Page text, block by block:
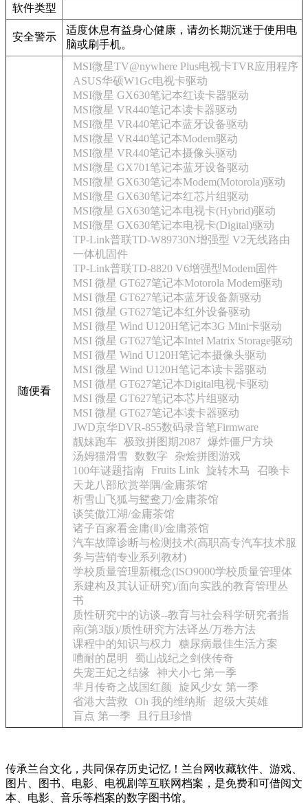
软件类型
安全警示
适度休息有益身心健康，请勿长期沉迷于使用电
脑或刷手机。
随便看
MSI微星TV@nywhere Plus电视卡TVR应用程序
ASUS华硕W1Gc电视卡驱动
MSI微星 GX630笔记本红读卡器驱动
MSI微星 VR440笔记本读卡器驱动
MSI微星 VR440笔记本蓝牙设备驱动
MSI微星 VR440笔记本Modem驱动
MSI微星 VR440笔记本摄像头驱动
MSI微星 GX701笔记本蓝牙设备驱动
MSI微星 GX630笔记本Modem(Motorola)驱动
MSI微星 GX630笔记本红芯片组驱动
MSI微星 GX630笔记本电视卡(Hybrid)驱动
MSI微星 GX630笔记本电视卡(Digital)驱动
TP-Link普联TD-W89730N增强型 V2无线路由
一体机固件
TP-Link普联TD-8820 V6增强型Modem固件
MSI 微星 GT627笔记本Motorola Modem驱动
MSI 微星 GT627笔记本蓝牙设备新驱动
MSI 微星 GT627笔记本红外设备驱动
MSI 微星 Wind U120H笔记本3G Mini卡驱动
MSI 微星 GT627笔记本Intel Matrix Storage驱动
MSI 微星 Wind U120H笔记本摄像头驱动
MSI 微星 Wind U120H笔记本读卡器驱动
MSI 微星 GT627笔记本Digital电视卡驱动
MSI 微星 GT627笔记本芯片组驱动
MSI 微星 GT627笔记本读卡器驱动
JWD京华DVR-855数码录音笔Firmware
靓妹跑车
极致拼图期2087 爆炸僵尸方块
汤姆猫滑雪
数数字
杂烩拼图游戏
100年谜题指南
Fruits Link 旋转木马
召唤卡
天龙八部欣赏举隅/金庸茶馆
析雪山飞狐与鸳鸯刀/金庸茶馆
谈笑傲江湖/金庸茶馆
诸子百家看金庸(Ⅱ)/金庸茶馆
汽车故障诊断与检测技术(高职高专汽车技术服
务与营销专业系列教材)
学校质量管理新概念(ISO9000学校质量管理体
系建构及其认证研究)/面向实践的教育管理丛
书
质性研究中的访谈--教育与社会科学研究者指
南(第3版)/质性研究方法译丛/万卷方法
课程中的知识与权力
糖尿病最佳生活方案
嘈耐的昆明
蜀山战纪之剑侠传奇
失宠王妃之结缘
神犬小七 第一季
芈月传奇之战国红颜
旋风少女 第一季
省港大营救
Oh 我的维纳斯
超级大英雄
盲点 第一季
且行且珍惜
传承兰台文化，共同保存历史记忆！兰台网收藏软件、游戏、
图片、图书、电影、电视剧等互联网档案，是免费和可借阅文
本、电影、音乐等档案的数字图书馆。